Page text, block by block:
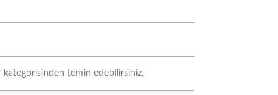
kategorisinden temin edebilirsiniz.